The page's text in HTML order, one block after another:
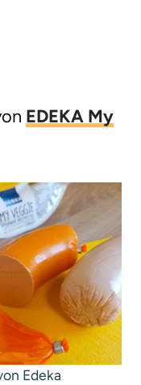
EDEKA My
Edeka